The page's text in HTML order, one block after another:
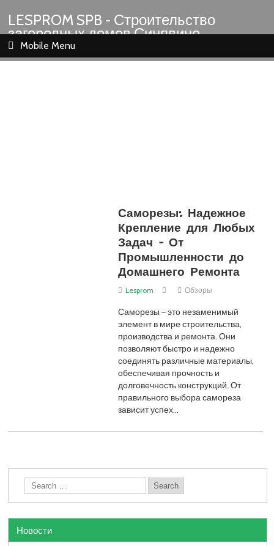
LESPROM SPB - Строительство
загородных домов Синявино
Шлиссельбург Кировск Назия
Mobile Menu
Саморезы: Надежное
Крепление для Любых
Задач – От
Промышленности до
Домашнего Ремонта
Lesprom Обзоры
Саморезы – это незаменимый
элемент в мире строительства,
производства и ремонта. Они
позволяют быстро и надежно
соединять различные материалы,
обеспечивая прочность и
долговечность конструкций. От
правильного выбора самореза
зависит успех…
Новости